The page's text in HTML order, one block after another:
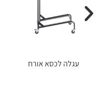
עגלה לכסא אורח